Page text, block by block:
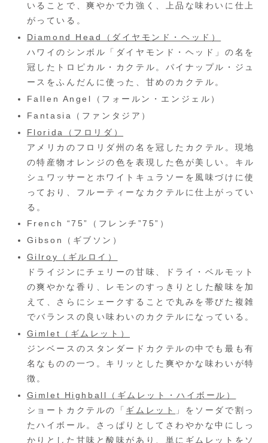
いることで、爽やかで力強く、上品な味わいに仕上
がっている。
Diamond Head（ダイヤモンド・ヘッド）
ハワイのシンボル「ダイヤモンド・ヘッド」の名を
冠したトロピカル・カクテル。パイナップル・ジュ
ースをふんだんに使った、甘めのカクテル。
Fallen Angel（フォールン・エンジェル）
Fantasia（ファンタジア）
Florida（フロリダ）
アメリカのフロリダ州の名を冠したカクテル。現地
の特産物オレンジの色を表現した色が美しい。キル
シュワッサーとホワイトキュラソーを風味づけに使
っており、フルーティーなカクテルに仕上がってい
る。
French “75”（フレンチ”75”）
Gibson（ギブソン）
Gilroy（ギルロイ）
ドライジンにチェリーの甘味、ドライ・ベルモット
の爽やかな香り、レモンのすっきりとした酸味を加
えて、さらにシェークすることで丸みを帯びた複雑
でバランスの良い味わいのカクテルになっている。
Gimlet（ギムレット）
ジンベースのスタンダードカクテルの中でも最も有
名なものの一つ。キリッとした爽やかな味わいが特
徴。
Gimlet Highball（ギムレット・ハイボール）
ショートカクテルの「 ギムレット
」をソーダで割っ
たハイボール。さっぱりとしてさわやかな中にしっ
かりとした甘味と酸味があり、単にギムレットをソ